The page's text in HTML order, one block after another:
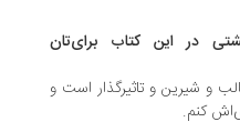
کتاب برای‌تان
و تاثیرگذار است و